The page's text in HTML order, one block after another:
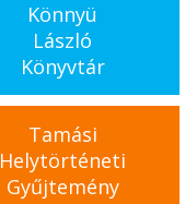
Könnyü
László
Könyvtár
Tamási
Helytörténeti
Gyűjtemény